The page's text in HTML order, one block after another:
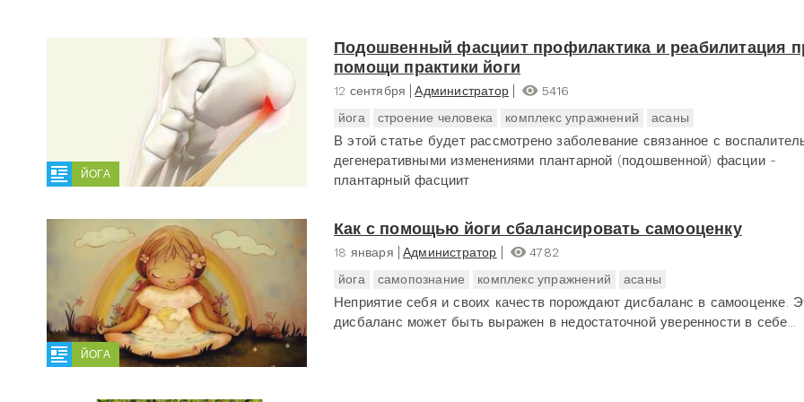
ЙОГА
Подошвенный фасциит профилактика и реабилитация
помощи практики йоги
12 сентября Администратор
5416
йога
строение человека комплекс упражнений асаны
В этой статье будет рассмотрено заболевание связанное с
дегенеративными изменениями плантарной (подошвенной) фасции -
плантарный фасциит
ЙОГА
Как с помощью йоги сбалансировать самооценку
18 января Администратор
4782
йога
самопознание комплекс упражнений асаны
Неприятие себя и своих качеств порождают дисбаланс в самооценке.
дисбаланс может быть выражен в недостаточной уверенности в себе...